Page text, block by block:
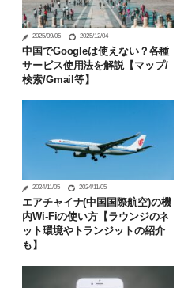
2025/09/05 2025/12/04
中国でGoogleは使えない？各種
サービス使用法を解説【マップ/
検索/Gmail等】
2024/11/05 2024/11/05
エアチャイナ(中国国際航空)の機
内Wi-Fiの使い方【ラウンジのネ
ット環境やトランジットの紹介
も】